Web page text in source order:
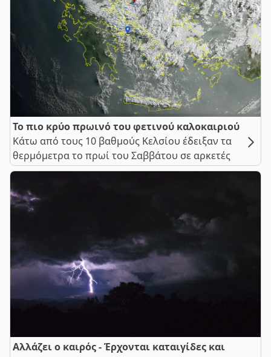
Το πιο κρύο πρωινό του φετινού καλοκαιριού
Κάτω από τους 10 βαθμούς Κελσίου έδειξαν τα
θερμόμετρα το πρωί του Σαββάτου σε αρκετές
Αλλάζει ο καιρός - Έρχονται καταιγίδες και